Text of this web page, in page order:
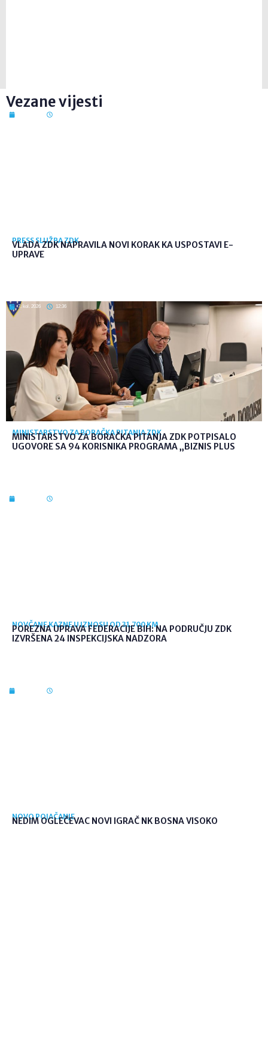
Vezane vijesti
PRESS SLUŽBA ZDK
VLADA ZDK NAPRAVILA NOVI KORAK KA USPOSTAVI E-
UPRAVE
7. kol. 2026 12:36
MINISTARSTVO ZA BORAČKA PITANJA ZDK
MINISTARSTVO ZA BORAČKA PITANJA ZDK POTPISALO
UGOVORE SA 94 KORISNIKA PROGRAMA „BIZNIS PLUS
NOVČANE KAZNE U IZNOSU OD 31.700 KM
POREZNA UPRAVA FEDERACIJE BIH: NA PODRUČJU ZDK
IZVRŠENA 24 INSPEKCIJSKA NADZORA
NOVO POJAČANJE
NEDIM OGLEČEVAC NOVI IGRAČ NK BOSNA VISOKO